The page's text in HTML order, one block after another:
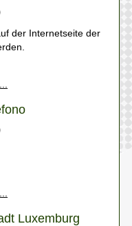
der Internetseite der
Luxemburg